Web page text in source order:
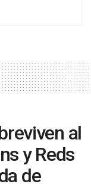
al
y Reds
de